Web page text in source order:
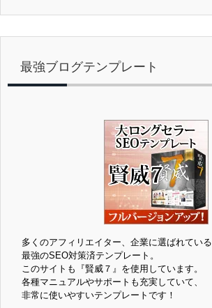
最強ブログテンプレート
多くのアフィリエイター、企業に選ばれている
最強のSEO対策済テンプレート。
このサイトも『賢威７』を使用しています。
各種マニュアルやサポートも充実していて、
非常に使いやすいテンプレートです！